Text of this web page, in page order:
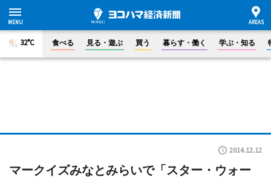
32°C 食べる 見る・遊ぶ 買う 暮らす・働く 学ぶ・知る
2014.12.12
マークイズみなとみらいで「スター・ウォー